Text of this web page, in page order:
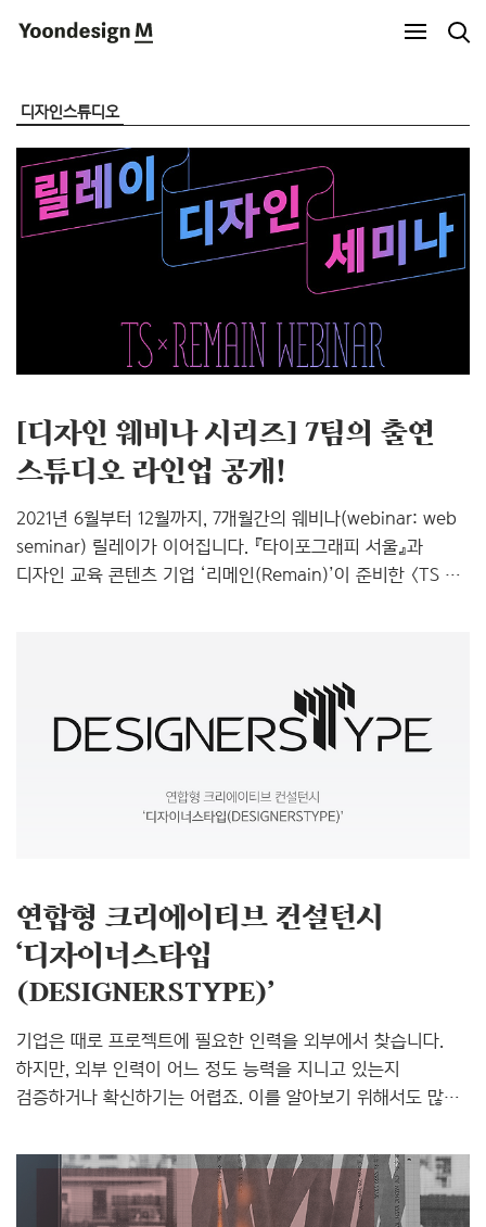
Yoondesign M
디자인스튜디오
[디자인 웨비나 시리즈] 7팀의 출연
스튜디오 라인업 공개!
2021년 6월부터 12월까지, 7개월간의 웨비나(webinar: web
seminar) 릴레이가 이어집니다. 『타이포그래피 서울』과
디자인 교육 콘텐츠 기업 ‘리메인(Remain)’이 준비한 〈TS ×
이야기를 이어갑니다. 또한, 매회 사전 설문조사를 통해 집계한
시청자 질문을 바탕으로 풍성한 Q&A 시간도 계속 갖게
됩니다. 국내 디자인 씬에서 서로 다른 스타일과 방향성을
어떻게 첫 프로젝트를 따냈는지, 2인 혹은 3인 이상 체제일
경우 작업 분담은 어떻게 하는..
연합형 크리에이티브 컨설턴시
‘디자이너스타입
(DESIGNERSTYPE)’
기업은 때로 프로젝트에 필요한 인력을 외부에서 찾습니다.
하지만, 외부 인력이 어느 정도 능력을 지니고 있는지
검증하거나 확신하기는 어렵죠. 이를 알아보기 위해서도 많은
큰 영향을 미치는 디자인 영역에서는 기업이 믿고 맡길 수
있는 디자이너를 찾는 것은 더욱 힘든 일입니다. 반대로
디자이너도 마찬가지입니다. 프리랜서 디자이너나 디자인